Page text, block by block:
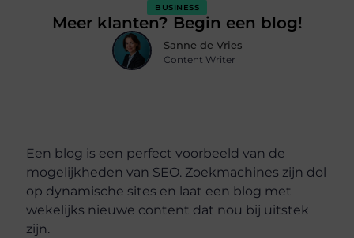
BUSINESS
Meer klanten? Begin een blog!
Sanne de Vries
Content Writer
Een blog is een perfect voorbeeld van de
mogelijkheden van SEO. Zoekmachines zijn dol
op dynamische sites en laat een blog met
wekelijks nieuwe content dat nou bij uitstek
zijn.